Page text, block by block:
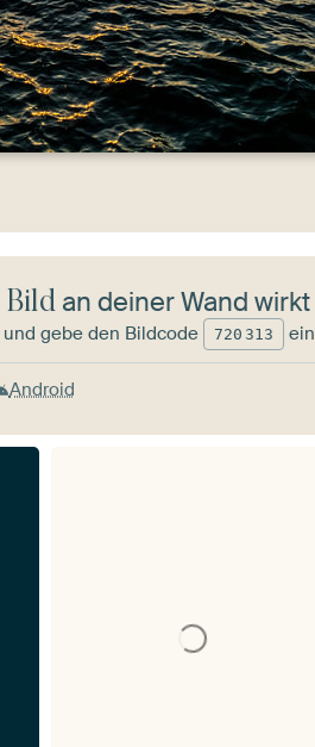
Bildan deiner Wand wirkt
gebe den Bildcode 720 313 ein
Android